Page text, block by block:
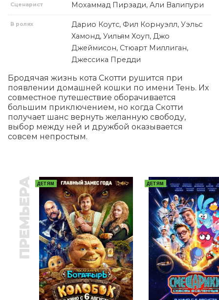
Сценарист Мохаммад Пирзади, Али Валипури
В ролях
Дарио Коутс, Фил Корнуэлл, Уэльс
Хамонд, Уильям Хоуп, Джо
Джеймисон, Стюарт Миллиган,
Джессика Предди
Бродячая жизнь кота Скотти рушится при
появлении домашней кошки по имени Тень. Их
совместное путешествие оборачивается
большим приключением, но когда Скотти
получает шанс вернуть желанную свободу,
выбор между ней и дружбой оказывается
совсем непростым.
ПРЕМЬЕРА ДЕТЯМ ДЕТЯМ